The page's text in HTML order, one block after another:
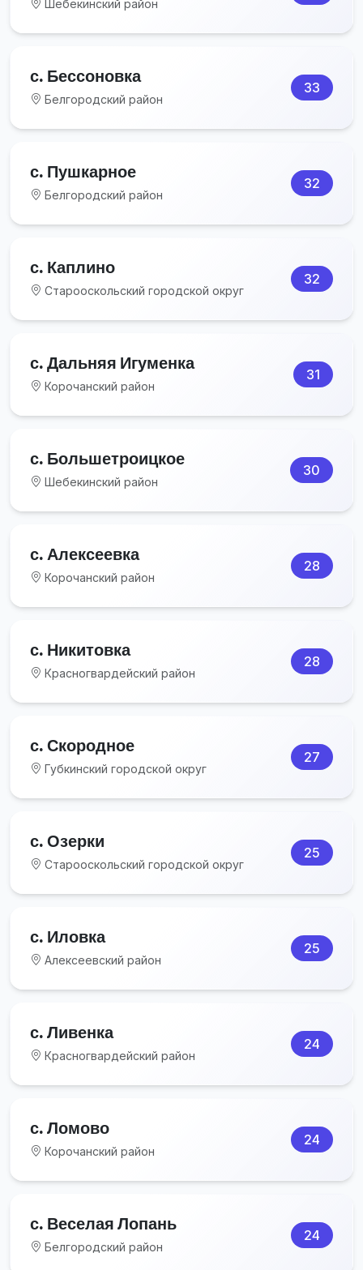
Шебекинский район
с. Бессоновка
Белгородский район
33
с. Пушкарное
Белгородский район
32
с. Каплино
Старооскольский городской округ
32
с. Дальняя Игуменка
Корочанский район
31
с. Большетроицкое
Шебекинский район
30
с. Алексеевка
Корочанский район
28
с. Никитовка
Красногвардейский район
28
с. Скородное
Губкинский городской округ
27
с. Озерки
Старооскольский городской округ
25
с. Иловка
Алексеевский район
25
с. Ливенка
Красногвардейский район
24
с. Ломово
Корочанский район
24
с. Веселая Лопань
Белгородский район
24